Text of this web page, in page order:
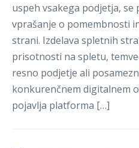
uspeh vsakega podjetja,
vprašanje o pomembnosti
strani. Izdelava spletnih
prisotnosti na spletu,
resno podjetje ali
konkurenčnem digitalnem
pojavlja platforma […]